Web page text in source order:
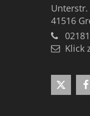
Unterstr.
41516
Klick